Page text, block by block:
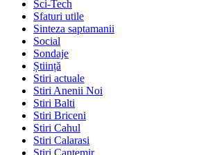
Sci-Tech
Sfaturi utile
Sinteza saptamanii
Social
Sondaje
Știință
Stiri actuale
Stiri Anenii Noi
Stiri Balti
Stiri Briceni
Stiri Cahul
Stiri Calarasi
Stiri Cantemir